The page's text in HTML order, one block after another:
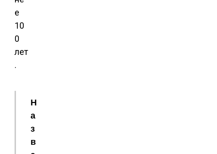
е
10
0
лет
.
Н
а
з
в